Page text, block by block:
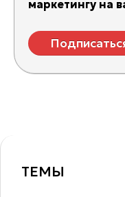
маркетингу на
ТЕМЫ